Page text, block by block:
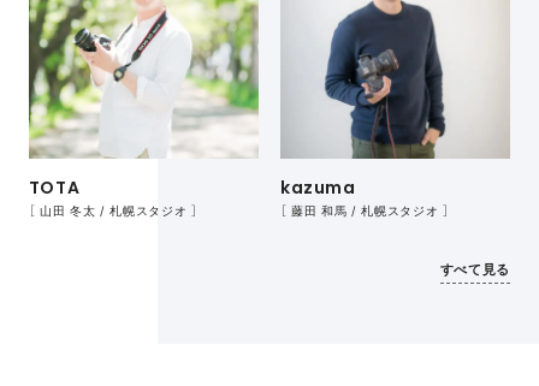
TOTA
［ 山田 冬太 / 札幌スタジオ ］
kazuma
［ 藤田 和馬 / 札幌スタジオ ］
すべて見る